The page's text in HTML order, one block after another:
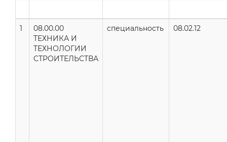
1
08.00.00
ТЕХНИКА И
ТЕХНОЛОГИИ
СТРОИТЕЛЬСТВА
специальность 08.02.12